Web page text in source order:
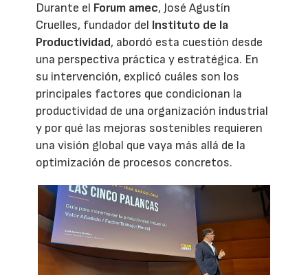
Durante el Forum amec, José Agustín
Cruelles, fundador del Instituto de la
Productividad, abordó esta cuestión desde
una perspectiva práctica y estratégica. En
su intervención, explicó cuáles son los
principales factores que condicionan la
productividad de una organización industrial
y por qué las mejoras sostenibles requieren
una visión global que vaya más allá de la
optimización de procesos concretos.